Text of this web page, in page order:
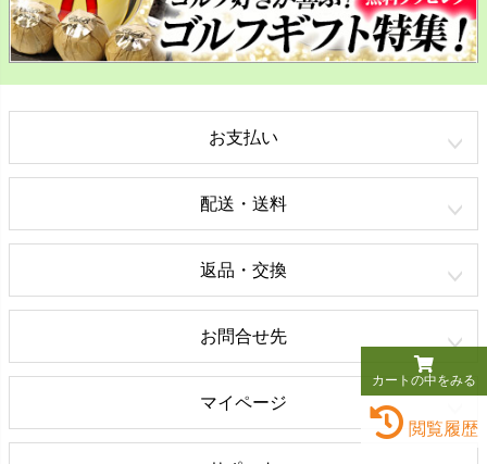
カートの中をみる
閲覧履歴
お支払い
配送・送料
返品・交換
お問合せ先
マイページ